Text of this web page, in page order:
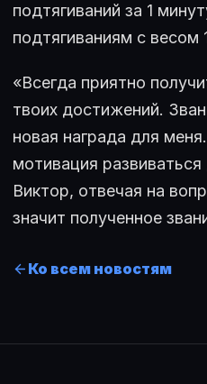
подтягиваний за 1
подтягиваниям с весом
«Всегда приятно
твоих достижений.
новая награда для
мотивация
Виктор, отвечая на
значит полученное
Ко всем новостям